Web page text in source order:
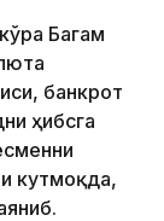
Багам
банкрот
ҳибсга
кутмоқда,